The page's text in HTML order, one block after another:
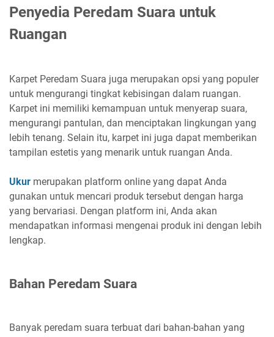
Penyedia Peredam Suara untuk
Ruangan
Karpet Peredam Suara juga merupakan opsi yang populer
untuk mengurangi tingkat kebisingan dalam ruangan.
Karpet ini memiliki kemampuan untuk menyerap suara,
mengurangi pantulan, dan menciptakan lingkungan yang
lebih tenang. Selain itu, karpet ini juga dapat memberikan
tampilan estetis yang menarik untuk ruangan Anda.
Ukur merupakan platform online yang dapat Anda
gunakan untuk mencari produk tersebut dengan harga
yang bervariasi. Dengan platform ini, Anda akan
mendapatkan informasi mengenai produk ini dengan lebih
lengkap.
Bahan Peredam Suara
Banyak peredam suara terbuat dari bahan-bahan yang